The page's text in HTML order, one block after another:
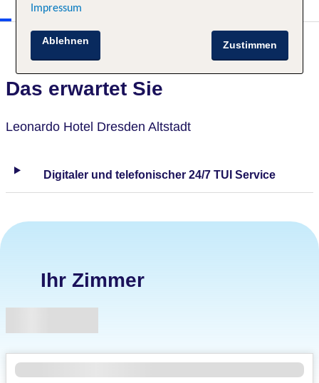
Das erwartet Sie
Leonardo Hotel Dresden Altstadt
Digitaler und telefonischer 24/7 TUI Service
Ihr Zimmer
Impressum
Zustimmen
Ablehnen